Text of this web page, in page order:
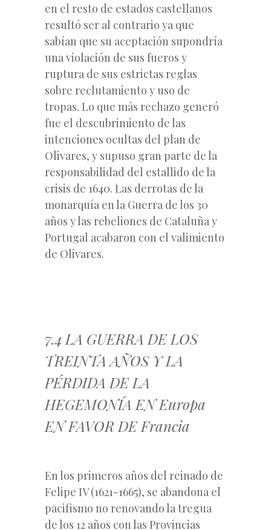
en el resto de estados castellanos
resultó ser al contrario ya que
sabían que su aceptación supondría
una violación de sus fueros y
ruptura de sus estrictas reglas
sobre reclutamiento y uso de
tropas. Lo que más rechazo generó
fue el descubrimiento de las
intenciones ocultas del plan de
Olivares, y supuso gran parte de la
responsabilidad del estallido de la
crisis de 1640. Las derrotas de la
monarquía en la Guerra de los 30
años y las rebeliones de Cataluña y
Portugal acabaron con el valimiento
de Olivares.
7.4 LA GUERRA DE LOS
TREINTA AÑOS Y LA
PÉRDIDA DE LA
HEGEMONÍA EN Europa
EN FAVOR DE Francia
En los primeros años del reinado de
Felipe IV (1621-1665), se abandona el
pacifismo no renovando la tregua
de los 12 años con las Provincias